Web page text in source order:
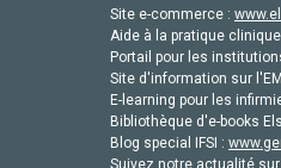
Site e-commerce :
Aide à la pratique
Portail pour les
Site d'information sur
E-learning pour les
Bibliothèque d'e-books
Blog special IFSI :
Suivez notre actualité